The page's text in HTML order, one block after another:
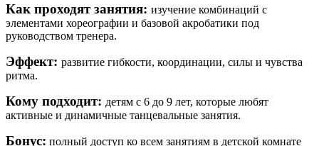
Как проходят занятия: изучение комбинаций с
элементами хореографии и базовой акробатики под
руководством тренера.
Эффект: развитие гибкости, координации, силы и чувства
ритма.
Кому подходит: детям с 6 до 9 лет, которые любят
активные и динамичные танцевальные занятия.
Бонус: полный доступ ко всем занятиям в детской комнате